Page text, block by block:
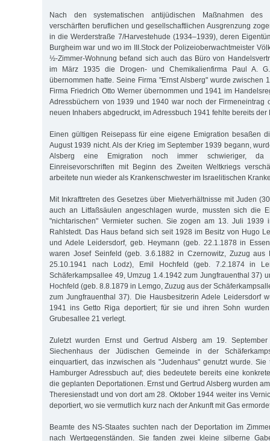
Nach den systematischen antijüdischen Maßnahmen
verschärften beruflichen und gesellschaftlichen Ausgrenzung
in die Werderstraße 7/Harvestehude (1934–1939), deren
Burgheim war und wo im III.Stock der Polizeioberwachtmeister
½-Zimmer-Wohnung befand sich auch das Büro von
im März 1935 die Drogen- und Chemikalienfirma Paul A.
übernommen hatte. Seine Firma "Ernst Alsberg" wurde zwischen
Firma Friedrich Otto Werner übernommen und 1941 im
Adressbüchern von 1939 und 1940 war noch der Firmeneintrag
neuen Inhabers abgedruckt, im Adressbuch 1941 fehlte bereits der
Einen gültigen Reisepass für eine eigene Emigration besaßen
August 1939 nicht. Als der Krieg im September 1939 begann,
Alsberg eine Emigration noch immer schwieriger,
Einreisevorschriften mit Beginn des Zweiten Weltkriegs
arbeitete nun wieder als Krankenschwester im Israelitischen
Mit Inkrafttreten des Gesetzes über Mietverhältnisse mit Juden
auch an Litfaßsäulen angeschlagen wurde, mussten sich die
"nichtarischen" Vermieter suchen. Sie zogen am 13. Juli 1939
Rahlstedt. Das Haus befand sich seit 1928 im Besitz von Hugo
und Adele Leidersdorf, geb. Heymann (geb. 22.1.1878 in
waren Josef Seinfeld (geb. 3.6.1882 in Czernowitz, Zuzug aus
25.10.1941 nach Lodz), Emil Hochfeld (geb. 7.2.1874 in
Schäferkampsallee 49, Umzug 1.4.1942 zum Jungfrauenthal 37)
Hochfeld (geb. 8.8.1879 in Lemgo, Zuzug aus der
zum Jungfrauenthal 37). Die Hausbesitzerin Adele Leidersdorf
1941 ins Getto Riga deportiert; für sie und ihren Sohn
Grubesallee 21 verlegt.
Zuletzt wurden Ernst und Gertrud Alsberg am 19.
Siechenhaus der Jüdischen Gemeinde in der
einquartiert, das inzwischen als "Judenhaus" genutzt wurde.
Hamburger Adressbuch auf; dies bedeutete bereits eine
die geplanten Deportationen. Ernst und Gertrud Alsberg wurden
Theresienstadt und von dort am 28. Oktober 1944 weiter ins
deportiert, wo sie vermutlich kurz nach der Ankunft mit Gas
Beamte des NS-Staates suchten nach der Deportation im
nach Wertgegenständen. Sie fanden zwei kleine silberne